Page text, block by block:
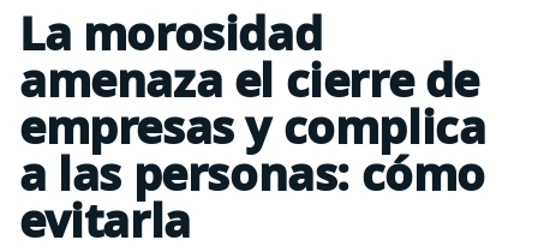
La morosidad
amenaza el cierre de
empresas y complica
a las personas: cómo
evitarla